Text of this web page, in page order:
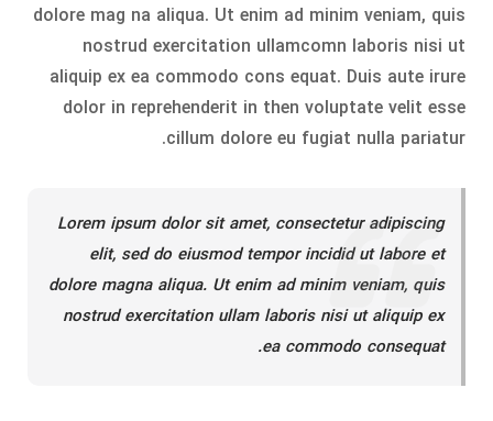
dolore mag na aliqua. Ut enim ad minim veniam, quis
nostrud exercitation ullamcomn laboris nisi ut
aliquip ex ea commodo cons equat. Duis aute irure
dolor in reprehenderit in then voluptate velit esse
cillum dolore eu fugiat nulla pariatur.
Lorem ipsum dolor sit amet, consectetur adipiscing
elit, sed do eiusmod tempor incidid ut labore et
dolore magna aliqua. Ut enim ad minim veniam, quis
nostrud exercitation ullam laboris nisi ut aliquip ex
ea commodo consequat.